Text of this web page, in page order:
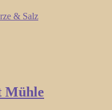
& Salz
Mühle